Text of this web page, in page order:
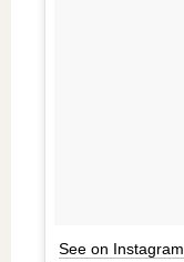
See on Instagram